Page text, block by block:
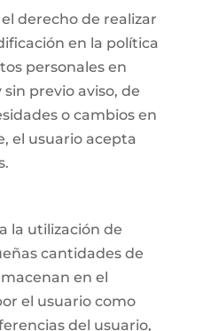
derecho de realizar
en la política
personales en
previo aviso, de
o cambios en
el usuario acepta
la utilización de
cantidades de
en el
el usuario como
del usuario,